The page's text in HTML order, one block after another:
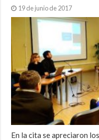
19 de junio de 2017
En la cita se apreciaron